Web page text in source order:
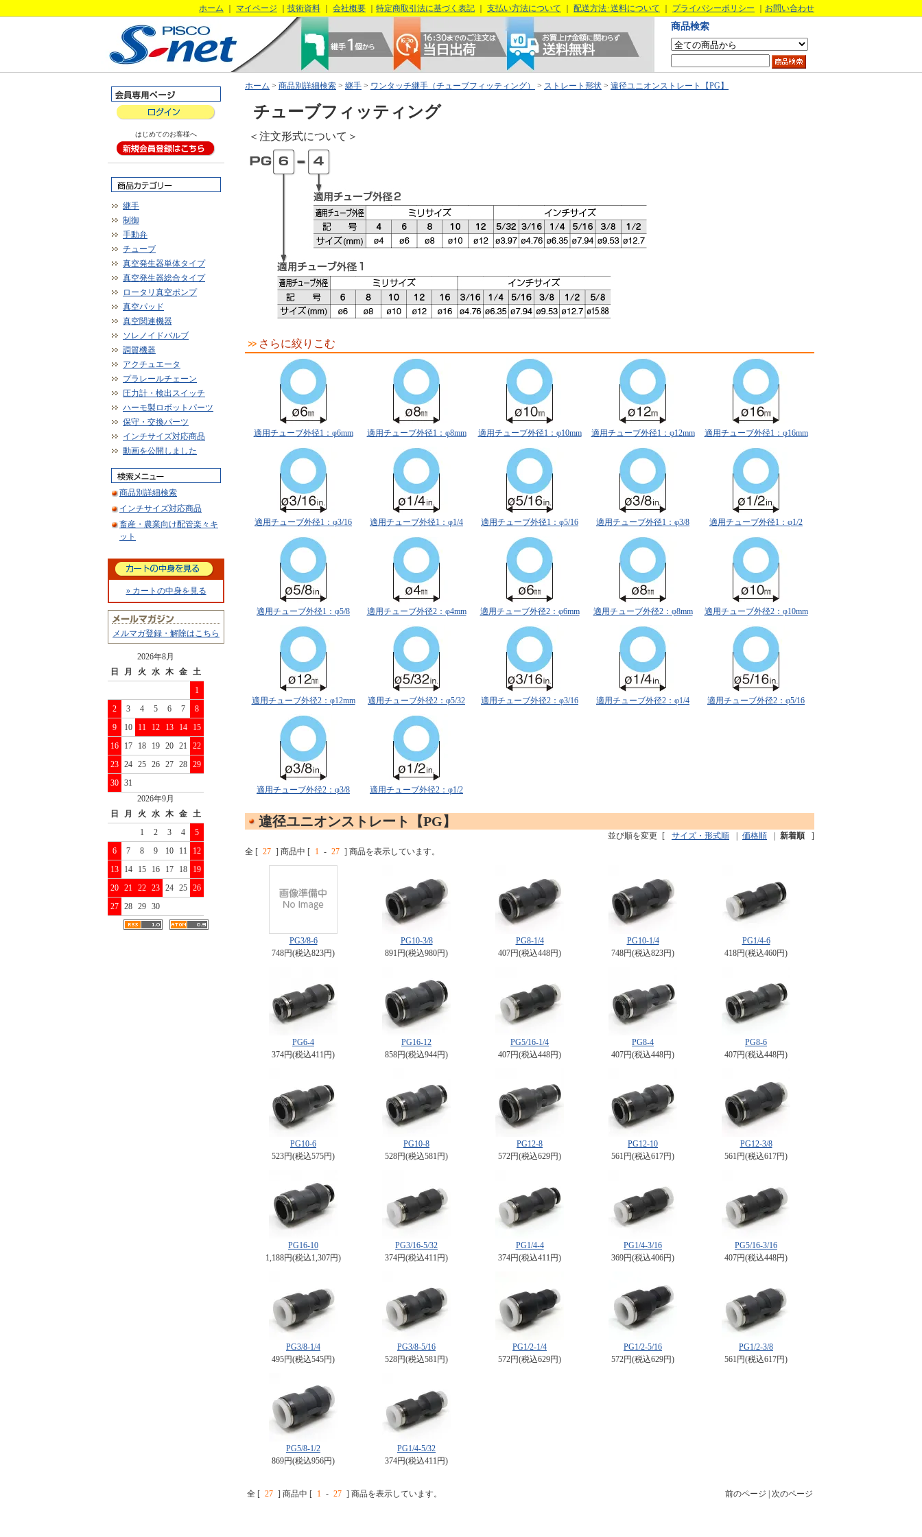
ホーム マイページ 技術資料 会社概要 特定商取引法に基づく表記 支払い方法について 配送方法･送料について プライバシーポリシー お問い合わせ
商品検索
はじめてのお客様へ
継手
制御
手動弁
チューブ
真空発生器単体タイプ
真空発生器総合タイプ
ロータリ真空ポンプ
真空パッド
真空関連機器
ソレノイドバルブ
調質機器
アクチュエータ
プラレールチェーン
圧力計・検出スイッチ
ハーモ製ロボットパーツ
保守・交換パーツ
インチサイズ対応商品
動画を公開しました
商品別詳細検索
インチサイズ対応商品
畜産・農業向け配管楽々キ
ット
» カートの中身を見る
メルマガ登録・解除はこちら
2026年8月
日
月 火 水 木 金 土
1
2
3 4 5 6 7
8
9
10 11 12 13 14
15
16
17 18 19 20 21
22
23 24 25 26 27 28 29
30 31
2026年9月
日
月 火 水 木 金 土
1
2 3 4
5
6
7 8 9 10 11
12
13
14 15 16 17 18
19
20 21 22 23 24 25 26
27 28 29 30
ホーム > 商品別詳細検索 > 継手 > ワンタッチ継手（チューブフィッティング） > ストレート形状 > 違径ユニオンストレート【PG】
チューブフィッティング
＜注文形式について＞
さらに絞りこむ
適用チューブ外径1：φ6mm 適用チューブ外径1：φ8mm 適用チューブ外径1：φ10mm 適用チューブ外径1：φ12mm 適用チューブ外径1：φ16mm
適用チューブ外径1：φ3/16 適用チューブ外径1：φ1/4 適用チューブ外径1：φ5/16 適用チューブ外径1：φ3/8 適用チューブ外径1：φ1/2
適用チューブ外径1：φ5/8 適用チューブ外径2：φ4mm 適用チューブ外径2：φ6mm 適用チューブ外径2：φ8mm 適用チューブ外径2：φ10mm
適用チューブ外径2：φ12mm 適用チューブ外径2：φ5/32 適用チューブ外径2：φ3/16 適用チューブ外径2：φ1/4 適用チューブ外径2：φ5/16
適用チューブ外径2：φ3/8 適用チューブ外径2：φ1/2
違径ユニオンストレート【PG】
並び順を変更 [ サイズ・形式順 価格順 新着順
]
全 [ 27 ] 商品中 [ 1 - 27 ] 商品を表示しています。
PG3/8-6
748円(税込823円)
PG10-3/8
891円(税込980円)
PG8-1/4
407円(税込448円)
PG10-1/4
748円(税込823円)
PG1/4-6
418円(税込460円)
PG6-4
374円(税込411円)
PG16-12
858円(税込944円)
PG5/16-1/4
407円(税込448円)
PG8-4
407円(税込448円)
PG8-6
407円(税込448円)
PG10-6
523円(税込575円)
PG10-8
528円(税込581円)
PG12-8
572円(税込629円)
PG12-10
561円(税込617円)
PG12-3/8
561円(税込617円)
PG16-10
1,188円(税込1,307円)
PG3/16-5/32
374円(税込411円)
PG1/4-4
374円(税込411円)
PG1/4-3/16
369円(税込406円)
PG5/16-3/16
407円(税込448円)
PG3/8-1/4
495円(税込545円)
PG3/8-5/16
528円(税込581円)
PG1/2-1/4
572円(税込629円)
PG1/2-5/16
572円(税込629円)
PG1/2-3/8
561円(税込617円)
PG5/8-1/2
869円(税込956円)
PG1/4-5/32
374円(税込411円)
全 [ 27 ] 商品中 [ 1 - 27 ] 商品を表示しています。 前のページ | 次のページ